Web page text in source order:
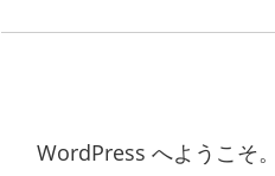
WordPress へようこそ